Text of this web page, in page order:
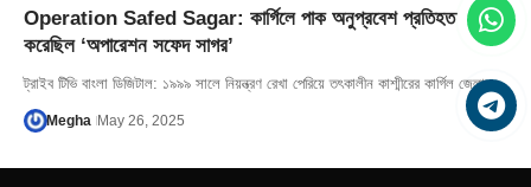
Operation Safed Sagar: কার্গিলে পাক অনুপ্রবেশ প্রতিহত
করেছিল ‘অপারেশন সফেদ সাগর’
ট্রাইব টিভি বাংলা ডিজিটাল: ১৯৯৯ সালে নিয়ন্ত্রণ রেখা পেরিয়ে তৎকালীন কাশ্মীরের কার্গিল জেলায়…
Megha May 26, 2025